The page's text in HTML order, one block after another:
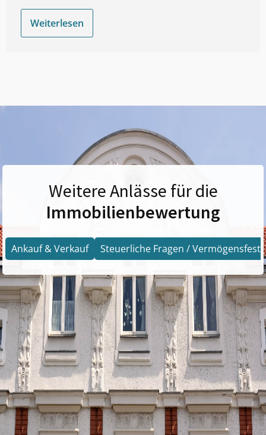
Weiterlesen
Weitere Anlässe für die
Immobilienbewertung
Ankauf & Verkauf Steuerliche Fragen /